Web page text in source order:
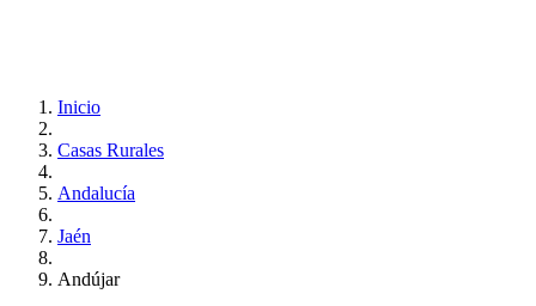
Inicio
Casas Rurales
Andalucía
Jaén
Andújar